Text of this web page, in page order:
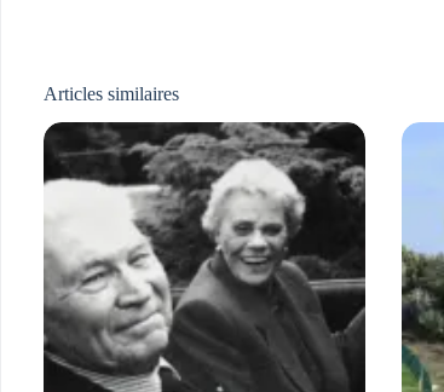
Articles similaires